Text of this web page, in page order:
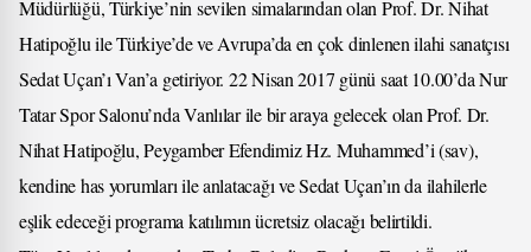
Müdürlüğü, Türkiye’nin sevilen simalarından olan Prof. Dr. Nihat
Hatipoğlu ile Türkiye’de ve Avrupa’da en çok dinlenen ilahi sanatçısı
Sedat Uçan’ı Van’a getiriyor. 22 Nisan 2017 günü saat 10.00’da Nur
Tatar Spor Salonu’nda Vanlılar ile bir araya gelecek olan Prof. Dr.
Nihat Hatipoğlu, Peygamber Efendimiz Hz. Muhammed’i (sav),
kendine has yorumları ile anlatacağı ve Sedat Uçan’ın da ilahilerle
eşlik edeceği programa katılımın ücretsiz olacağı belirtildi.